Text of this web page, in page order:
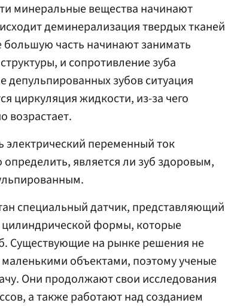
минеральные вещества начинают
деминерализация твердых тканей
большую часть начинают занимать
и сопротивление зуба
депульпированных зубов ситуация
циркуляция жидкости, из-за чего
возрастает.
электрический переменный ток
является ли зуб здоровым,
специальный датчик, представляющий
цилиндрической формы, которые
Существующие на рынке решения не
объектами, поэтому ученые
Они продолжают свои исследования
а также работают над созданием